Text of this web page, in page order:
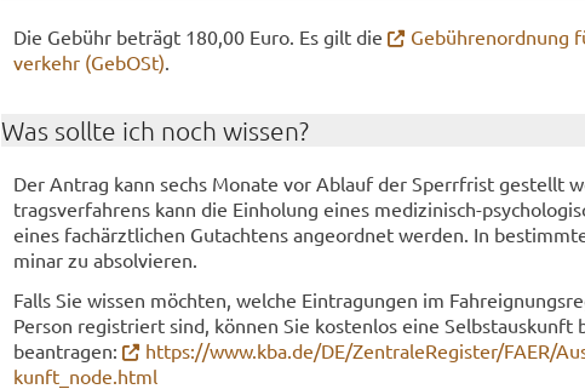
Die Ge­bühr be­trägt 180,00 Euro. Es gilt die
Ge­büh­ren­ord­nung
ver­kehr (Ge­bOSt).
Was soll­te ich noch wis­sen?
Der An­trag kann sechs Mo­na­te vor Ab­lauf der Sperr­frist ge­stellt
trags­ver­fah­rens kann die Ein­ho­lung eines medizinisch-​
eines fach­ärzt­li­chen Gut­ach­tens an­ge­ord­net wer­den. In
mi­nar zu ab­sol­vie­ren.
Falls Sie wis­sen möch­ten, wel­che Ein­tra­gun­gen im
Per­son re­gis­triert sind, kön­nen Sie kos­ten­los eine
be­an­tra­gen:
https://www.kba.de/DE/Zen­tra­le­Re­gis­ter/FAER/
kunft_node.html